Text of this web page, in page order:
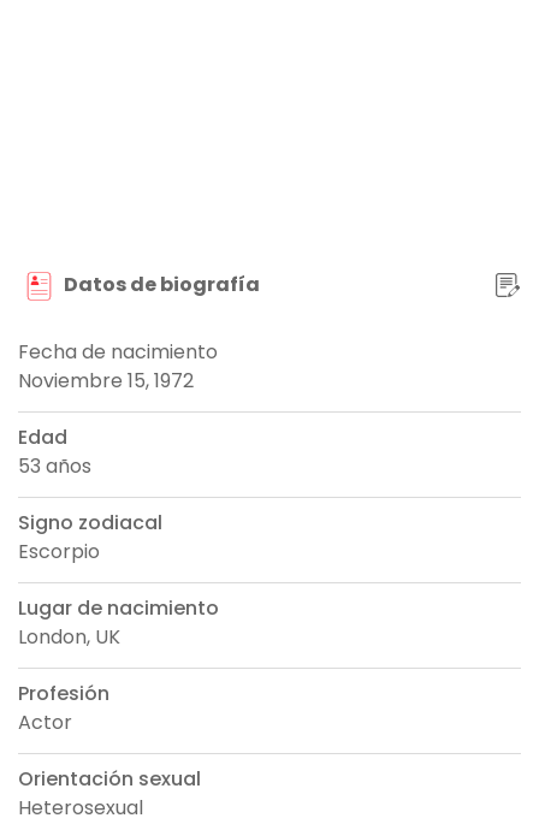
Datos de biografía
Fecha de nacimiento
Noviembre 15, 1972
Edad
53 años
Signo zodiacal
Escorpio
Lugar de nacimiento
London, UK
Profesión
Actor
Orientación sexual
Heterosexual